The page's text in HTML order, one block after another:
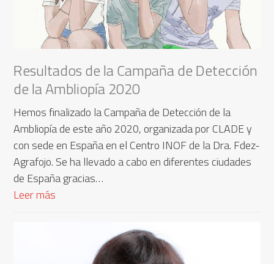
Resultados de la Campaña de Detección
de la Ambliopía 2020
Hemos finalizado la Campaña de Detección de la
Ambliopía de este año 2020, organizada por CLADE y
con sede en España en el Centro INOF de la Dra. Fdez-
Agrafojo. Se ha llevado a cabo en diferentes ciudades
de España gracias…
Leer más